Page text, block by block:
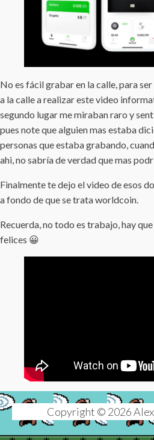
No es fácil grabar en la calle, para
a la calle a realizar este video
segundo lugar me miraban raro y
pues note que alguien mas estaba
personas que estaba grabando,
ahi, no sabría de verdad que mas
Finalmente te dejo el video de esos
a fondo de que se trata worldcoin.
Recuerda, no todo es trabajo, hay
felices 😀
Copyright © 2026